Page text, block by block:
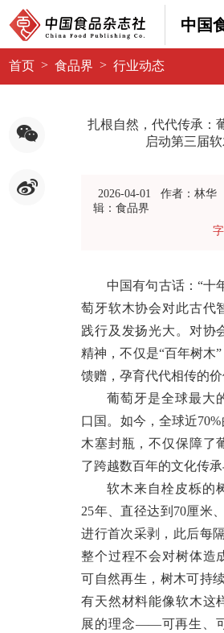
中国
首页 > 食品界 > 行业动态
扎根自然，代代传承：
启动第三届
2026-04-01 作者：林华
辑：食品界
中国有句古话：“十
萄牙软木协会对此古代
践行及发扬光大。对协
精神，不仅是“百年树木
馈赠，孕育代代相传的价
葡萄牙是全球最大
口国。如今，全球近
木塞封瓶，不仅保障了
了跨越数百年的文化传承
软木来自栓皮栎的
25年、直径达到70厘米
进行首次采剥，此后每
整个过程不会对树体造
可自然再生，树木可持
有天然材料能像软木这
展的理念——可再生、